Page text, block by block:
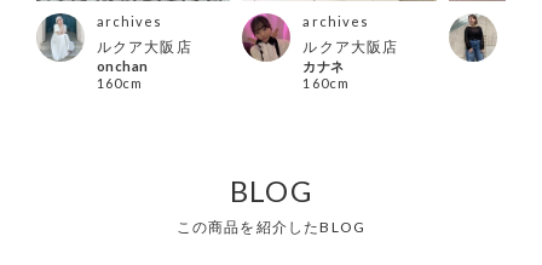
archives
ルクア大阪店
onchan
160cm
archives
ルクア大阪店
カナネ
160cm
BLOG
この商品を紹介したBLOG